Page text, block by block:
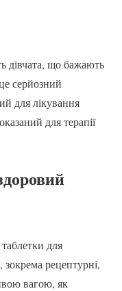
дівчата, що бажають
серйозний
для лікування
для терапії
для
зокрема рецептурні,
вагою, як